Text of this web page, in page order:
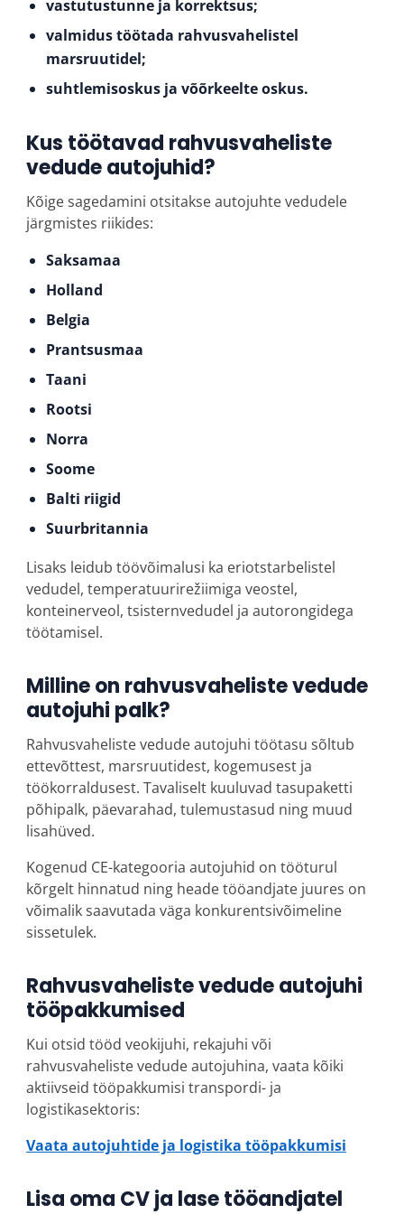
vastutustunne ja korrektsus;
valmidus töötada rahvusvahelistel
marsruutidel;
suhtlemisoskus ja võõrkeelte oskus.
Kus töötavad rahvusvaheliste
vedude autojuhid?
Kõige sagedamini otsitakse autojuhte vedudele
järgmistes riikides:
Saksamaa
Holland
Belgia
Prantsusmaa
Taani
Rootsi
Norra
Soome
Balti riigid
Suurbritannia
Lisaks leidub töövõimalusi ka eriotstarbelistel
vedudel, temperatuurirežiimiga veostel,
konteinerveol, tsisternvedudel ja autorongidega
töötamisel.
Milline on rahvusvaheliste vedude
autojuhi palk?
Rahvusvaheliste vedude autojuhi töötasu sõltub
ettevõttest, marsruutidest, kogemusest ja
töökorraldusest. Tavaliselt kuuluvad tasupaketti
põhipalk, päevarahad, tulemustasud ning muud
lisahüved.
Kogenud CE-kategooria autojuhid on tööturul
kõrgelt hinnatud ning heade tööandjate juures on
võimalik saavutada väga konkurentsivõimeline
sissetulek.
Rahvusvaheliste vedude autojuhi
tööpakkumised
Kui otsid tööd veokijuhi, rekajuhi või
rahvusvaheliste vedude autojuhina, vaata kõiki
aktiivseid tööpakkumisi transpordi- ja
logistikasektoris:
Vaata autojuhtide ja logistika tööpakkumisi
Lisa oma CV ja lase tööandjatel